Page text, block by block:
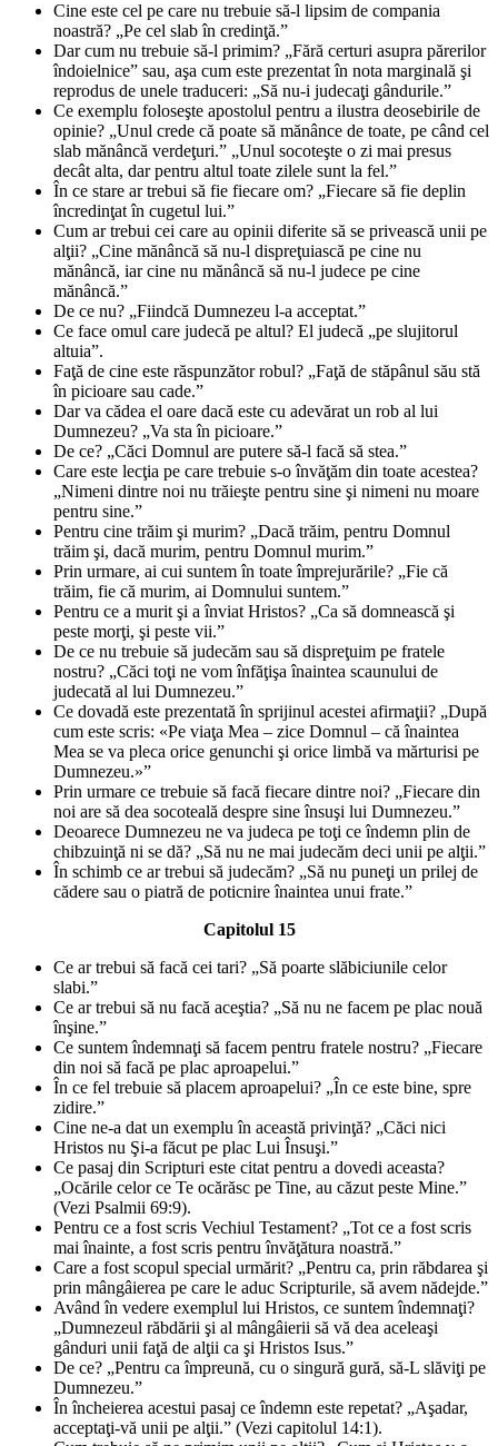
Cine este cel pe care nu trebuie să-l lipsim de compania
noastră? „Pe cel slab în credinţă.”
Dar cum nu trebuie să-l primim? „Fără certuri asupra părerilor
îndoielnice” sau, aşa cum este prezentat în nota marginală şi
reprodus de unele traduceri: „Să nu-i judecaţi gândurile.”
Ce exemplu foloseşte apostolul pentru a ilustra deosebirile de
opinie? „Unul crede că poate să mănânce de toate, pe când cel
slab mănâncă verdeţuri.” „Unul socoteşte o zi mai presus
decât alta, dar pentru altul toate zilele sunt la fel.”
În ce stare ar trebui să fie fiecare om? „Fiecare să fie deplin
încredinţat în cugetul lui.”
Cum ar trebui cei care au opinii diferite să se privească unii pe
alţii? „Cine mănâncă să nu-l dispreţuiască pe cine nu
mănâncă, iar cine nu mănâncă să nu-l judece pe cine
mănâncă.”
De ce nu? „Fiindcă Dumnezeu l-a acceptat.”
Ce face omul care judecă pe altul? El judecă „pe slujitorul
altuia”.
Faţă de cine este răspunzător robul? „Faţă de stăpânul său stă
în picioare sau cade.”
Dar va cădea el oare dacă este cu adevărat un rob al lui
Dumnezeu? „Va sta în picioare.”
De ce? „Căci Domnul are putere să-l facă să stea.”
Care este lecţia pe care trebuie s-o învăţăm din toate acestea?
„Nimeni dintre noi nu trăieşte pentru sine şi nimeni nu moare
pentru sine.”
Pentru cine trăim şi murim? „Dacă trăim, pentru Domnul
trăim şi, dacă murim, pentru Domnul murim.”
Prin urmare, ai cui suntem în toate împrejurările? „Fie că
trăim, fie că murim, ai Domnului suntem.”
Pentru ce a murit şi a înviat Hristos? „Ca să domnească şi
peste morţi, şi peste vii.”
De ce nu trebuie să judecăm sau să dispreţuim pe fratele
nostru? „Căci toţi ne vom înfăţişa înaintea scaunului de
judecată al lui Dumnezeu.”
Ce dovadă este prezentată în sprijinul acestei afirmaţii? „După
cum este scris: «Pe viaţa Mea – zice Domnul – că înaintea
Mea se va pleca orice genunchi şi orice limbă va mărturisi pe
Dumnezeu.»”
Prin urmare ce trebuie să facă fiecare dintre noi? „Fiecare din
noi are să dea socoteală despre sine însuşi lui Dumnezeu.”
Deoarece Dumnezeu ne va judeca pe toţi ce îndemn plin de
chibzuinţă ni se dă? „Să nu ne mai judecăm deci unii pe alţii.”
În schimb ce ar trebui să judecăm? „Să nu puneţi un prilej de
cădere sau o piatră de poticnire înaintea unui frate.”
Capitolul 15
Ce ar trebui să facă cei tari? „Să poarte slăbiciunile celor
slabi.”
Ce ar trebui să nu facă aceştia? „Să nu ne facem pe plac nouă
înşine.”
Ce suntem îndemnaţi să facem pentru fratele nostru? „Fiecare
din noi să facă pe plac aproapelui.”
În ce fel trebuie să placem aproapelui? „În ce este bine, spre
zidire.”
Cine ne-a dat un exemplu în această privinţă? „Căci nici
Hristos nu Şi-a făcut pe plac Lui Însuşi.”
Ce pasaj din Scripturi este citat pentru a dovedi aceasta?
„Ocările celor ce Te ocărăsc pe Tine, au căzut peste Mine.”
(Vezi Psalmii 69:9).
Pentru ce a fost scris Vechiul Testament? „Tot ce a fost scris
mai înainte, a fost scris pentru învăţătura noastră.”
Care a fost scopul special urmărit? „Pentru ca, prin răbdarea şi
prin mângâierea pe care le aduc Scripturile, să avem nădejde.”
Având în vedere exemplul lui Hristos, ce suntem îndemnaţi?
„Dumnezeul răbdării şi al mângâierii să vă dea aceleaşi
gânduri unii faţă de alţii ca şi Hristos Isus.”
De ce? „Pentru ca împreună, cu o singură gură, să-L slăviţi pe
Dumnezeu.”
În încheierea acestui pasaj ce îndemn este repetat? „Aşadar,
acceptaţi-vă unii pe alţii.” (Vezi capitolul 14:1).